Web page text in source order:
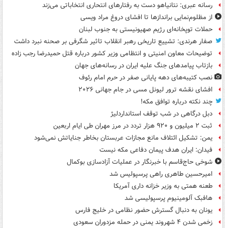
رسانه عبری: نتانیاهو دست به رفتارهای انتحاری انتخاباتی می‌زند
از مظلوم‌نمایی براندازها تا افشای دروغ مراد ویسی
حملات توپخانه‌ای رژیم صهیونیستی به جنوب لبنان
صفار هرندی: تشییع تاریخی رهبر انقلاب تاثیر شگرفی بر صحنه نبرد داشت
توضیحات معاون امنیتی و انتظامی وزیر کشور درباره قتل حمیدرضا رجب زاده
بازتاب پیامدهای جنگ علیه ایران در رسانه‌های جهان
نصب کتیبه‌های دهه پایانی صفر در حرم امام رئوف
افشای نقشه ترور لیونل مسی در جام جهانی ۲۰۲۶
چند نکته درباره توافق مکه!
دبل درگاهی در شب توقف استانداردلیژ
ثبت ۲ میلیون و ۹۲۰ هزار تردد در مرز مهران طی ایام اربعین
یمن: تشکیل ائتلاف مانع مجازات عربستان بخاطر جنایاتش نمی‌شود
فیدان: ایران هدف پیمان دفاعی مکه نیست
شوخی حاج‌قاسم با خبرنگار در عملیات آزادسازی بوکمال
امیرحسین طاهری راهی پرسپولیس شد
طعنه همتی به وزیر خزانه داری آمریکا
هافبک آلومینیوم پرسپولیسی شد
یونان به دنبال گسترش حضور نظامی در خلیج فارس
زخمی شدن ۴ شهروند یمنی در حمله مزدوران سعودی